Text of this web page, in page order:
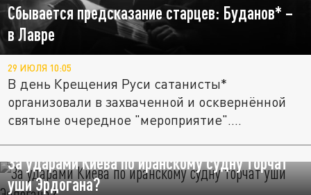
Сбывается предсказание старцев: Буданов* –
в Лавре
29 ИЮЛЯ 10:05
В день Крещения Руси сатанисты*
организовали в захваченной и осквернённой
святыне очередное "мероприятие"....
За ударами Киева по иранскому судну торчат
уши Эрдогана?